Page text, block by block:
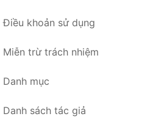
Điều khoản sử dụng
Miễn trừ trách nhiệm
Danh mục
Danh sách tác giả